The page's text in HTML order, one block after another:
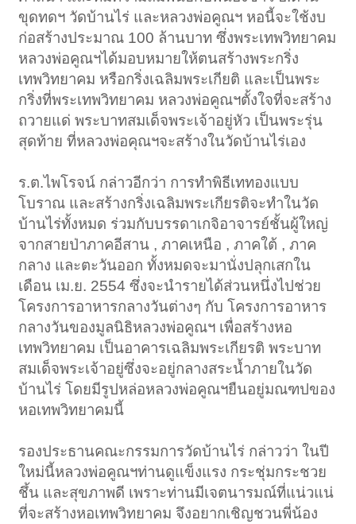
ขุดทดฯ วัดบ้านไร่ และหลวงพ่อคูณฯ หอนี้จะใช้งบ
ก่อสร้างประมาณ 100 ล้านบาท ซึ่งพระเทพวิทยาคม
หลวงพ่อคูณฯได้มอบหมายให้ตนสร้างพระกริ่ง
เทพวิทยาคม หรือกริ่งเฉลิมพระเกียติ และเป็นพระ
กริ่งที่พระเทพวิทยาคม หลวงพ่อคูณฯตั้งใจที่จะสร้าง
ถวายแด่ พระบาทสมเด็จพระเจ้าอยู่หัว เป็นพระรุ่น
สุดท้าย ที่หลวงพ่อคุณฯจะสร้างในวัดบ้านไร่เอง
ร.ต.ไพโรจน์ กล่าวอีกว่า การทำพิธีเททองแบบ
โบราณ และสร้างกริ่งเฉลิมพระเกียรติจะทำในวัด
บ้านไร่ทั้งหมด ร่วมกับบรรดาเกจิอาจารย์ชั้นผู้ใหญ่
จากสายป่าภาคอีสาน , ภาคเหนือ , ภาคใต้ , ภาค
กลาง และตะวันออก ทั้งหมดจะมานั่งปลุกเสกใน
เดือน เม.ย. 2554 ซึ่งจะนำรายได้ส่วนหนึ่งไปช่วย
โครงการอาหารกลางวันต่างๆ กับ โครงการอาหาร
กลางวันของมูลนิธิหลวงพ่อคูณฯ เพื่อสร้างหอ
เทพวิทยาคม เป็นอาคารเฉลิมพระเกียรติ พระบาท
สมเด็จพระเจ้าอยู่ซึ่งจะอยู่กลางสระน้ำภายในวัด
บ้านไร่ โดยมีรูปหล่อหลวงพ่อคูณฯยืนอยู่มณฑปของ
หอเทพวิทยาคมนี้
รองประธานคณะกรรมการวัดบ้านไร่ กล่าวว่า ในปี
ใหม่นี้หลวงพ่อคูณฯท่านดูแข็งแรง กระชุ่มกระชวย
ชึ้น และสุขภาพดี เพราะท่านมีเจตนารมณ์ที่แน่วแน่
ที่จะสร้างหอเทพวิทยาคม จึงอยากเชิญชวนพี่น้อง